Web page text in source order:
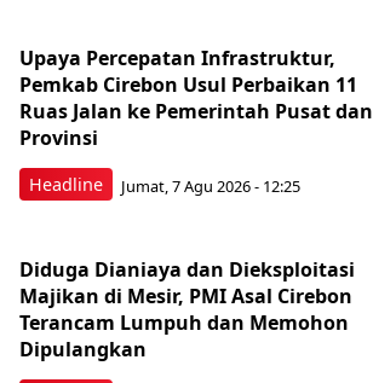
Headline
Upaya Percepatan Infrastruktur,
Pemkab Cirebon Usul Perbaikan 11
Ruas Jalan ke Pemerintah Pusat dan
Provinsi
Jumat, 7 Agu 2026 - 12:25
Diduga Dianiaya dan Dieksploitasi
Majikan di Mesir, PMI Asal Cirebon
Terancam Lumpuh dan Memohon
Dipulangkan